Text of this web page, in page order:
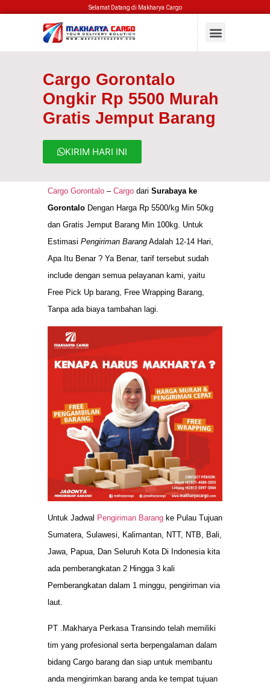
Selamat Datang di Makharya Cargo
Cargo Gorontalo
Ongkir Rp 5500 Murah
Gratis Jemput Barang
KIRIM HARI INI
Cargo Gorontalo – Cargo dari Surabaya ke
Gorontalo Dengan Harga Rp 5500/kg Min 50kg
dan Gratis Jemput Barang Min 100kg. Untuk
Estimasi Pengiriman Barang Adalah 12-14 Hari,
Apa Itu Benar ? Ya Benar, tarif tersebut sudah
include dengan semua pelayanan kami, yaitu
Free Pick Up barang, Free Wrapping Barang,
Tanpa ada biaya tambahan lagi.
Untuk Jadwal Pengiriman Barang ke Pulau Tujuan
Sumatera, Sulawesi, Kalimantan, NTT, NTB, Bali,
Jawa, Papua, Dan Seluruh Kota Di Indonesia kita
ada pemberangkatan 2 Hingga 3 kali
Pemberangkatan dalam 1 minggu, pengiriman via
laut.
PT .Makharya Perkasa Transindo telah memiliki
tim yang profesional serta berpengalaman dalam
bidang Cargo barang dan siap untuk membantu
anda mengirimkan barang anda ke tempat tujuan